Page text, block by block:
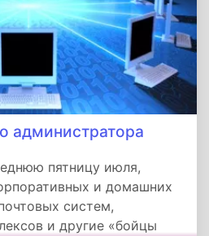
администратора
пятницу июля,
и домашних
систем,
и другие «бойцы